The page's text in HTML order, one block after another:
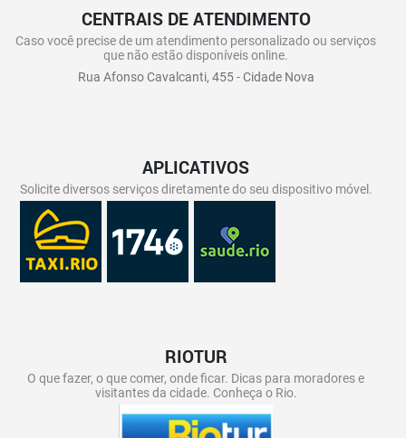
CENTRAIS DE ATENDIMENTO
Caso você precise de um atendimento personalizado ou serviços
que não estão disponíveis online.
Rua Afonso Cavalcanti, 455 - Cidade Nova
APLICATIVOS
Solicite diversos serviços diretamente do seu dispositivo móvel.
RIOTUR
O que fazer, o que comer, onde ficar. Dicas para moradores e
visitantes da cidade. Conheça o Rio.